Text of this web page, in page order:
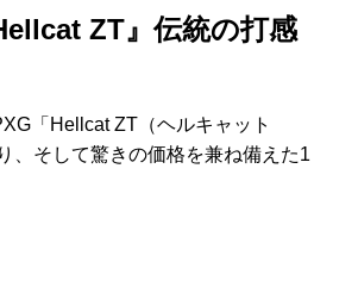
ZT』伝統の打感
「Hellcat ZT（ヘルキャット
、そして驚きの価格を兼ね備えた1